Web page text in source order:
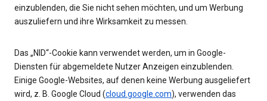
einzublenden, die Sie nicht sehen möchten, und um Werbung
auszuliefern und ihre Wirksamkeit zu messen.
Das „NID“-Cookie kann verwendet werden, um in Google-
Diensten für abgemeldete Nutzer Anzeigen einzublenden.
Einige Google-Websites, auf denen keine Werbung ausgeliefert
wird, z. B. Google Cloud (cloud.google.com), verwenden das